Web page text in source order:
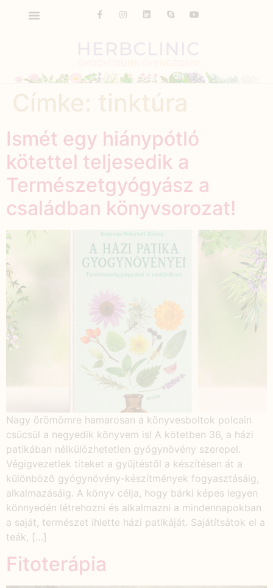
Ismét egy hiánypótló
kötettel teljesedik a
Természetgyógyász a
családban könyvsorozat!
Nagy örömömre hamarosan a könyvesboltok polcain
csücsül a negyedik könyvem is! A kötetben 36, a házi
patikában nélkülözhetetlen gyógynövény szerepel.
Végigvezetlek titeket a gyűjtéstől a készítésen át a
különböző gyógynövény-készítmények fogyasztásáig,
alkalmazásáig. A könyv célja, hogy bárki képes legyen
könnyedén létrehozni és alkalmazni a mindennapokban
a saját, természet ihlette házi patikáját. Sajátítsátok el a
teák, […]
Fitoterápia